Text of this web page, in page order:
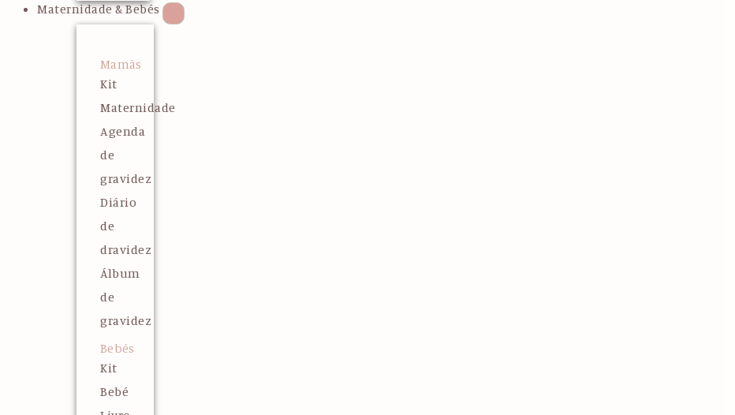
Maternidade & Bebés
Mamãs
Kit
Maternidade
Agenda
de
gravidez
Diário
de
dravidez
Álbum
de
gravidez
Bebés
Kit
Bebé